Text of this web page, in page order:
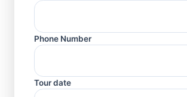
Phone Number
Tour date